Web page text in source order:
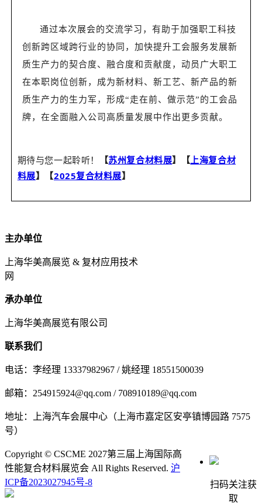
通过本次展会的交流学习，有助于加强职工科技
创新跨区域跨行业的协同，加快提升工会服务发展新
质生产力的契合度、融合度和贡献度，动员广大职工
在本职岗位创新，成为新材料、新工艺、新产品的新
质生产力的生力军，形成“走在前、做示范”的工会品
牌，在全面融入公司高质量发展中作出更多贡献。
期待与您一起聆听！ 【苏州复合材料展】【上海复合材
料展】【2025复合材料展】
主办单位
上海华美高展览 & 复材应用技术
网
承办单位
上海华美高展览有限公司
联系我们
电话：李经理 13337982967 / 姚经理 18551500039
邮箱：254915924@qq.com / 708910189@qq.com
地址：上海汽车会展中心（上海市嘉定区安亭镇博园路 7575
号）
扫码关注获
取
Copyright © CSCME 2027第三届上海国际高
性能复合材料展览会 All Rights Reserved. 沪
ICP备2023027945号-8